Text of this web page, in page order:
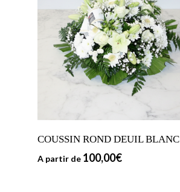
COUSSIN ROND DEUIL BLANC
A partir de 100,00€